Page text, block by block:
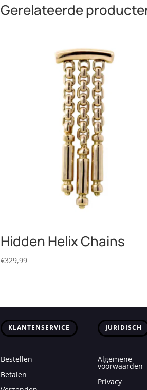
Gerelateerde
Hidden Helix Chains
€329,99
KLANTENSERVICE
Bestellen
Betalen
JURIDISCH
Algemene
voorwaarden
Privacy